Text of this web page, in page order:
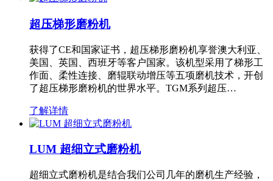
超压梯形磨粉机
获得了CE和国家证书，超压梯形磨粉机享誉澳大利亚、
美国、英国、西班牙等客户国家。该机型采用了梯形工
作面、柔性连接、磨辊联动增压等五项磨机技术，开创
了超压梯形磨粉机的世界水平。TGM系列超压…
了解详情
LUM 超细立式磨粉机
超细立式磨粉机是结合我们公司几年的磨机生产经验，